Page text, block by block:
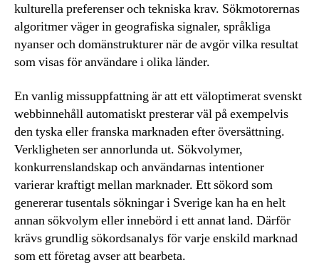
kulturella preferenser och tekniska krav. Sökmotorernas
algoritmer väger in geografiska signaler, språkliga
nyanser och domänstrukturer när de avgör vilka resultat
som visas för användare i olika länder.
En vanlig missuppfattning är att ett väloptimerat svenskt
webbinnehåll automatiskt presterar väl på exempelvis
den tyska eller franska marknaden efter översättning.
Verkligheten ser annorlunda ut. Sökvolymer,
konkurrenslandskap och användarnas intentioner
varierar kraftigt mellan marknader. Ett sökord som
genererar tusentals sökningar i Sverige kan ha en helt
annan sökvolym eller innebörd i ett annat land. Därför
krävs grundlig sökordsanalys för varje enskild marknad
som ett företag avser att bearbeta.